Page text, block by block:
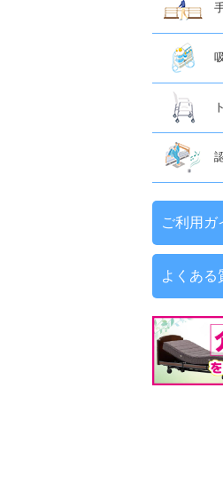
ご利用ガ
よくある